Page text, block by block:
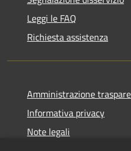
Leggi le FAQ
Richiesta assistenza
Amministrazione
Informativa privacy
Note legali